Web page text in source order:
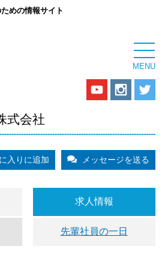
ための情報サイト
式会社
入りに追加 メッセージを送る
求人情報
先輩社員の一日